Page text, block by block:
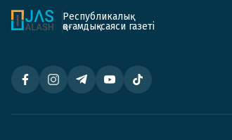
Республикалық
қоғамдық-саяси газеті